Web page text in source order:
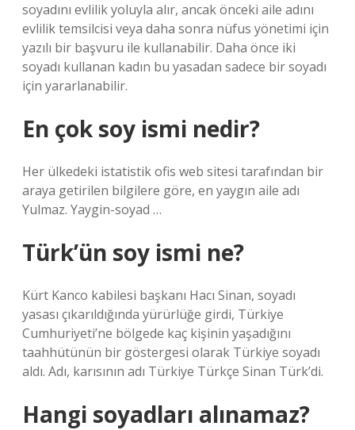
soyadını evlilik yoluyla alır, ancak önceki aile adını
evlilik temsilcisi veya daha sonra nüfus yönetimi için
yazılı bir başvuru ile kullanabilir. Daha önce iki
soyadı kullanan kadın bu yasadan sadece bir soyadı
için yararlanabilir.
En çok soy ismi nedir?
Her ülkedeki istatistik ofis web sitesi tarafından bir
araya getirilen bilgilere göre, en yaygın aile adı
Yulmaz. Yaygin-soyad …
Türk’ün soy ismi ne?
Kürt Kanco kabilesi başkanı Hacı Sinan, soyadı
yasası çıkarıldığında yürürlüğe girdi, Türkiye
Cumhuriyeti’ne bölgede kaç kişinin yaşadığını
taahhütünün bir göstergesi olarak Türkiye soyadı
aldı. Adı, karısının adı Türkiye Türkçe Sinan Türk’di.
Hangi soyadları alınamaz?